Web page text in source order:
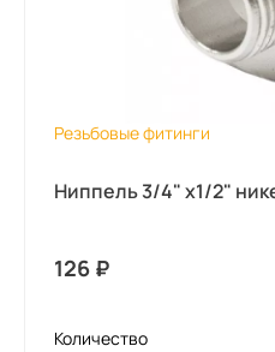
Резьбовые фитинги
Ниппель 3/4" х1/2"
126 ₽
Количество